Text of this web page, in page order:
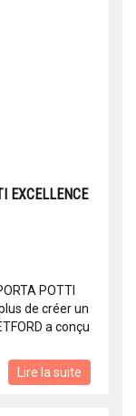
EXCELLENCE
POTTI
plus de créer un
a conçu
Lire la suite